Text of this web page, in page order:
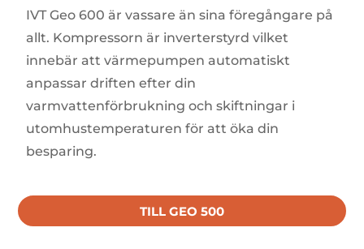
IVT Geo 600 är vassare än sina föregångare på
allt. Kompressorn är inverterstyrd vilket
innebär att värmepumpen automatiskt
anpassar driften efter din
varmvattenförbrukning och skiftningar i
utomhustemperaturen för att öka din
besparing.
TILL GEO 500